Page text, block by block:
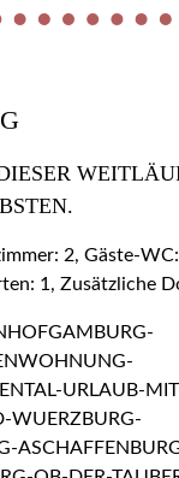
2, Gäste-
1, Zusätzliche